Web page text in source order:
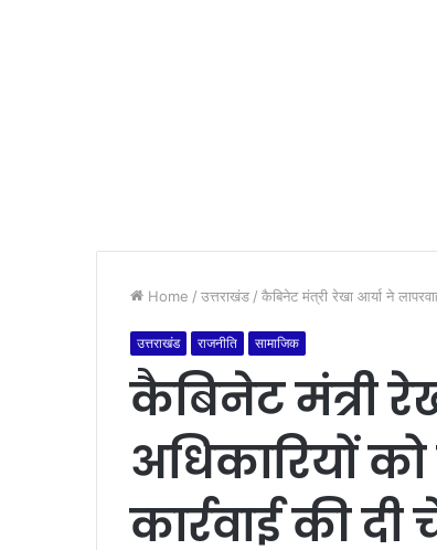
Home / उत्तराखंड / कैबिनेट मंत्री रेखा आर्या ने
उत्तराखंड राजनीति सामाजिक
कैबिनेट मंत्री
अधिकारियों
कार्रवाई की दी